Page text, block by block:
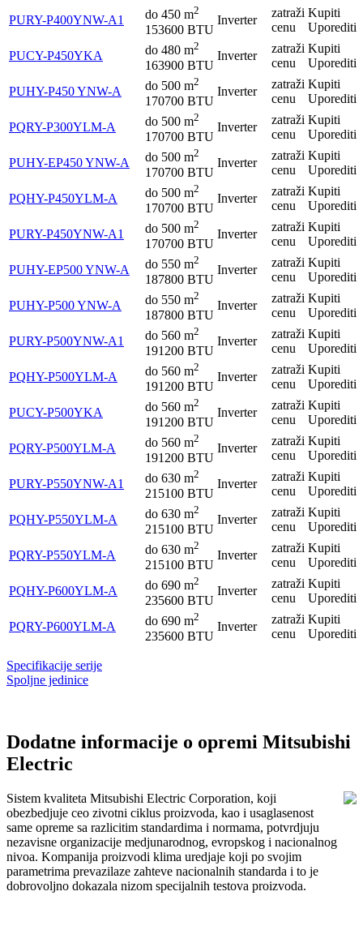
PURY-P400YNW-A1
do 450 m2
153600 BTU
Inverter
zatraži
cenu
Kupiti
Uporediti
PUCY-P450YKA do 480 m2
163900 BTU
Inverter
zatraži
cenu
Kupiti
Uporediti
PUHY-P450 YNW-A do 500 m2
170700 BTU
Inverter
zatraži
cenu
Kupiti
Uporediti
PQRY-P300YLM-A do 500 m2
170700 BTU
Inverter
zatraži
cenu
Kupiti
Uporediti
PUHY-EP450 YNW-A do 500 m2
170700 BTU
Inverter
zatraži
cenu
Kupiti
Uporediti
PQHY-P450YLM-A do 500 m2
170700 BTU
Inverter
zatraži
cenu
Kupiti
Uporediti
PURY-P450YNW-A1 do 500 m2
170700 BTU
Inverter
zatraži
cenu
Kupiti
Uporediti
PUHY-EP500 YNW-A do 550 m2
187800 BTU
Inverter
zatraži
cenu
Kupiti
Uporediti
PUHY-P500 YNW-A do 550 m2
187800 BTU
Inverter
zatraži
cenu
Kupiti
Uporediti
PURY-P500YNW-A1 do 560 m2
191200 BTU
Inverter
zatraži
cenu
Kupiti
Uporediti
PQHY-P500YLM-A do 560 m2
191200 BTU
Inverter
zatraži
cenu
Kupiti
Uporediti
PUCY-P500YKA do 560 m2
191200 BTU
Inverter
zatraži
cenu
Kupiti
Uporediti
PQRY-P500YLM-A do 560 m2
191200 BTU
Inverter
zatraži
cenu
Kupiti
Uporediti
PURY-P550YNW-A1 do 630 m2
215100 BTU
Inverter
zatraži
cenu
Kupiti
Uporediti
PQHY-P550YLM-A do 630 m2
215100 BTU
Inverter
zatraži
cenu
Kupiti
Uporediti
PQRY-P550YLM-A do 630 m2
215100 BTU
Inverter
zatraži
cenu
Kupiti
Uporediti
PQHY-P600YLM-A do 690 m2
235600 BTU
Inverter
zatraži
cenu
Kupiti
Uporediti
PQRY-P600YLM-A do 690 m2
235600 BTU
Inverter
zatraži
cenu
Kupiti
Uporediti
Specifikacije serije
Spoljne jedinice
Dodatne informacije o opremi Mitsubishi
Electric
Sistem kvaliteta Mitsubishi Electric Corporation, koji
obezbedjuje ceo zivotni ciklus proizvoda, kao i usaglasenost
same opreme sa razlicitim standardima i normama, potvrdjuju
nezavisne organizacije medjunarodnog, evropskog i nacionalnog
nivoa. Kompanija proizvodi klima uredjaje koji po svojim
parametrima prevazilaze zahteve nacionalnih standarda i to je
dobrovoljno dokazala nizom specijalnih testova proizvoda.